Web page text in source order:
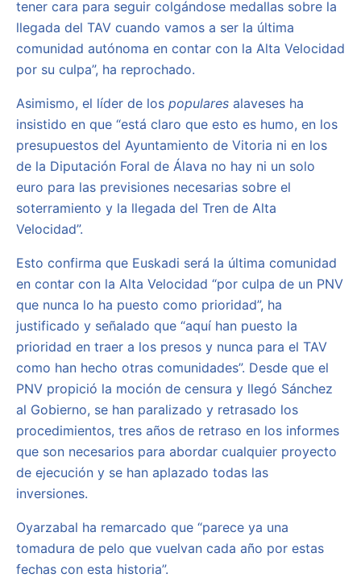
tener cara para seguir colgándose medallas sobre la
llegada del TAV cuando vamos a ser la última
comunidad autónoma en contar con la Alta Velocidad
por su culpa”, ha reprochado.
Asimismo, el líder de los populares alaveses ha
insistido en que “está claro que esto es humo, en los
presupuestos del Ayuntamiento de Vitoria ni en los
de la Diputación Foral de Álava no hay ni un solo
euro para las previsiones necesarias sobre el
soterramiento y la llegada del Tren de Alta
Velocidad”.
Esto confirma que Euskadi será la última comunidad
en contar con la Alta Velocidad “por culpa de un PNV
que nunca lo ha puesto como prioridad”, ha
justificado y señalado que “aquí han puesto la
prioridad en traer a los presos y nunca para el TAV
como han hecho otras comunidades”. Desde que el
PNV propició la moción de censura y llegó Sánchez
al Gobierno, se han paralizado y retrasado los
procedimientos, tres años de retraso en los informes
que son necesarios para abordar cualquier proyecto
de ejecución y se han aplazado todas las
inversiones.
Oyarzabal ha remarcado que “parece ya una
tomadura de pelo que vuelvan cada año por estas
fechas con esta historia”.